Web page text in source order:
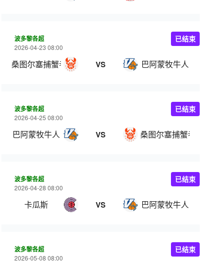
波多黎各超
2026-04-23 08:00
桑图尔塞捕蟹者 VS 巴阿蒙牧牛人
已结束
波多黎各超
2026-04-25 08:00
巴阿蒙牧牛人 VS 桑图尔塞捕蟹者
已结束
波多黎各超
2026-04-28 08:00
卡瓜斯 VS 巴阿蒙牧牛人
已结束
波多黎各超
2026-05-08 08:00
已结束